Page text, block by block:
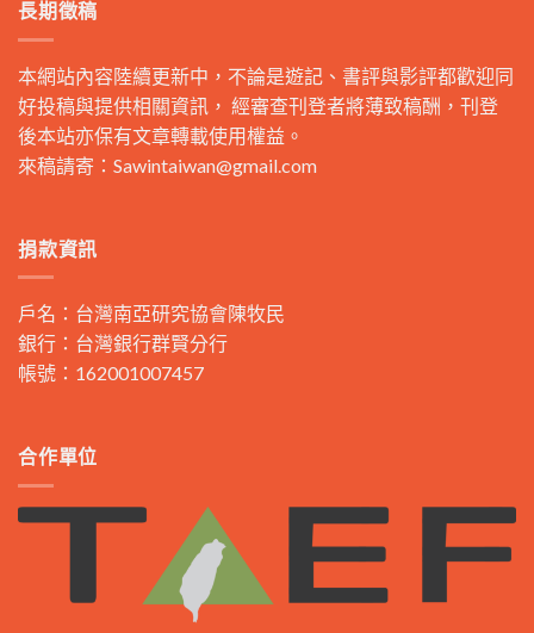
長期徵稿
本網站內容陸續更新中，不論是遊記、書評與影評都歡迎同
好投稿與提供相關資訊， 經審查刊登者將薄致稿酬，刊登
後本站亦保有文章轉載使用權益。
來稿請寄： Sawintaiwan@gmail.com
捐款資訊
戶名：台灣南亞研究協會陳牧民
銀行：台灣銀行群賢分行
帳號：162001007457
合作單位